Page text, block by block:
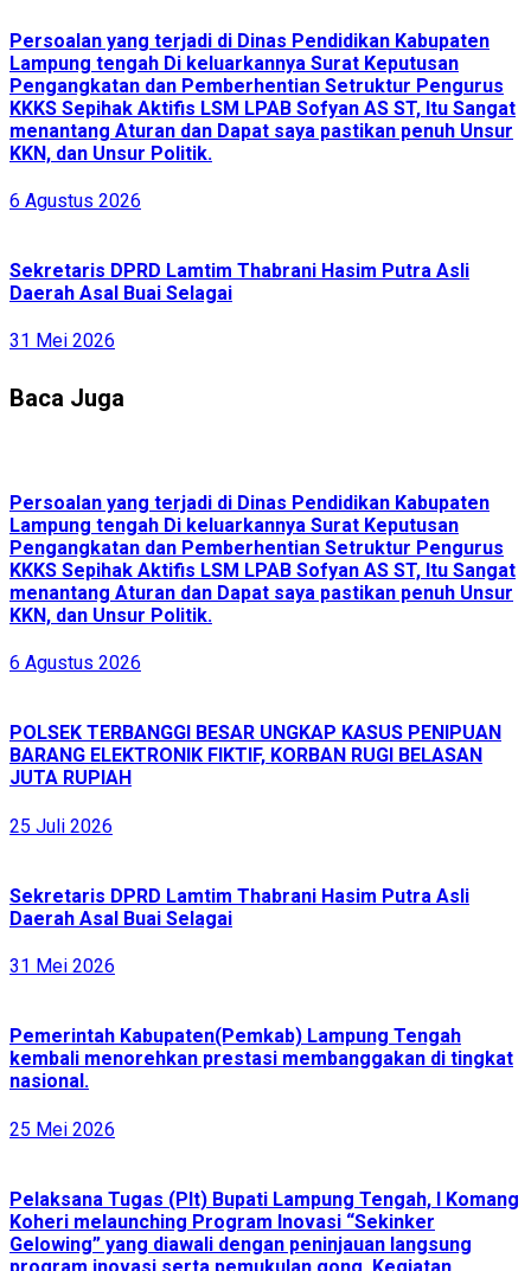
Persoalan yang terjadi di Dinas Pendidikan Kabupaten
Lampung tengah Di keluarkannya Surat Keputusan
Pengangkatan dan Pemberhentian Setruktur Pengurus
KKKS Sepihak Aktifis LSM LPAB Sofyan AS ST, Itu Sangat
menantang Aturan dan Dapat saya pastikan penuh Unsur
KKN, dan Unsur Politik.
6 Agustus 2026
Sekretaris DPRD Lamtim Thabrani Hasim Putra Asli
Daerah Asal Buai Selagai
31 Mei 2026
Baca Juga
Persoalan yang terjadi di Dinas Pendidikan Kabupaten
Lampung tengah Di keluarkannya Surat Keputusan
Pengangkatan dan Pemberhentian Setruktur Pengurus
KKKS Sepihak Aktifis LSM LPAB Sofyan AS ST, Itu Sangat
menantang Aturan dan Dapat saya pastikan penuh Unsur
KKN, dan Unsur Politik.
6 Agustus 2026
POLSEK TERBANGGI BESAR UNGKAP KASUS PENIPUAN
BARANG ELEKTRONIK FIKTIF, KORBAN RUGI BELASAN
JUTA RUPIAH
25 Juli 2026
Sekretaris DPRD Lamtim Thabrani Hasim Putra Asli
Daerah Asal Buai Selagai
31 Mei 2026
Pemerintah Kabupaten(Pemkab) Lampung Tengah
kembali menorehkan prestasi membanggakan di tingkat
nasional.
25 Mei 2026
Pelaksana Tugas (Plt) Bupati Lampung Tengah, I Komang
Koheri melaunching Program Inovasi “Sekinker
Gelowing” yang diawali dengan peninjauan langsung